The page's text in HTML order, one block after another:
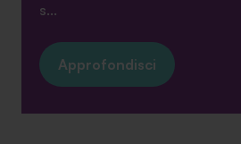
s...
Approfondisci